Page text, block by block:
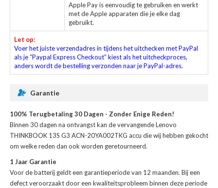
Apple Pay is eenvoudig te gebruiken en werkt
met de Apple apparaten die je elke dag
gebruikt.
Let op:
Voer het juiste verzendadres in tijdens het uitchecken met PayPal
als je “Paypal Express Checkout” kiest als het uitcheckproces,
anders wordt de bestelling verzonden naar je PayPal-adres.
Garantie
100% Terugbetaling 30 Dagen - Zonder Enige Reden!
Binnen 30 dagen na ontvangst kan devervangende Lenovo
THINKBOOK 13S G3 ACN-20YA002TKG accu die wij hebben gekocht
om welke reden dan ook worden geretourneerd.
1 Jaar Garantie
Voor debatterij geldt een garantieperiode van 12 maanden. Bij een
defect veroorzaakt door een kwaliteitsprobleem binnen deze periode